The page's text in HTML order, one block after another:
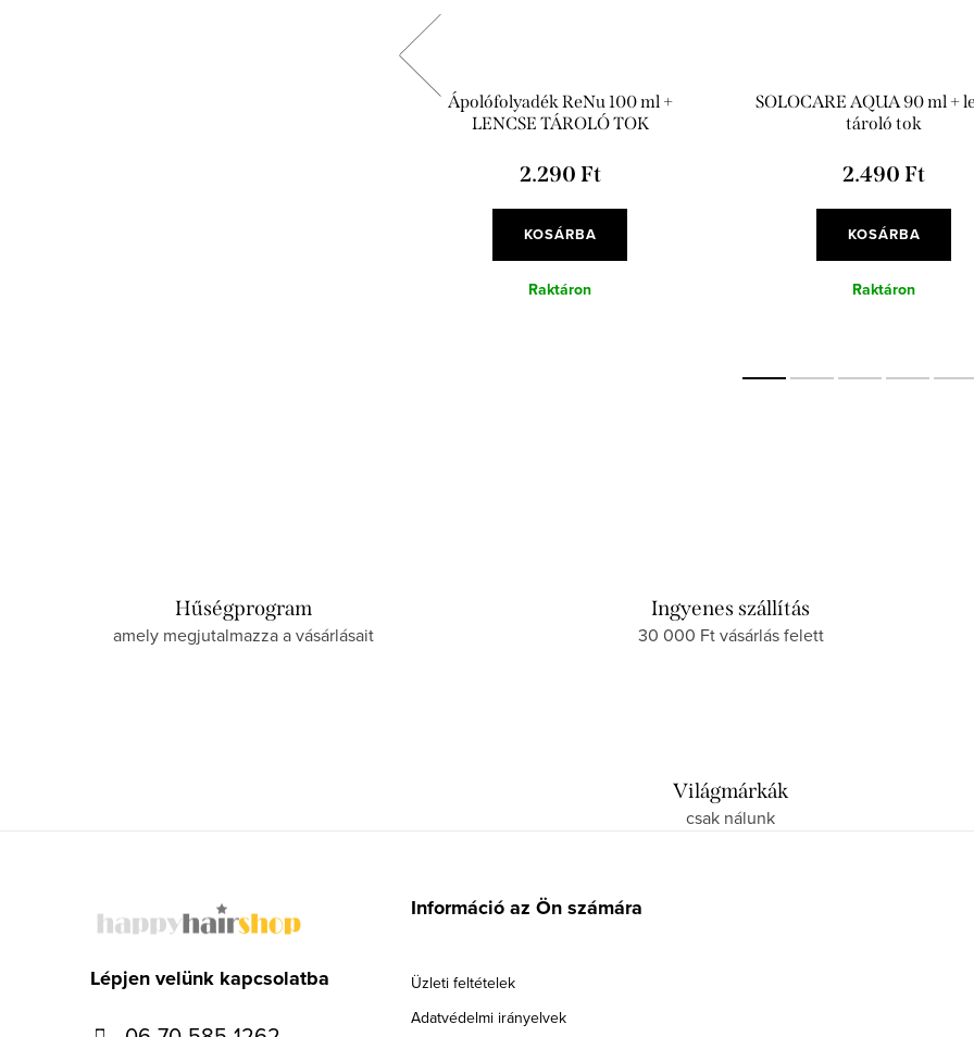
Ápolófolyadék ReNu 100 ml +
LENCSE TÁROLÓ TOK
2.290 Ft
KOSÁRBA
Raktáron
SOLOCARE AQUA 90 ml +
tároló tok
2.490 Ft
KOSÁRBA
Raktáron
Hűségprogram
amely megjutalmazza a vásárlásait
Ingyenes szállítás
30 000 Ft vásárlás felett
Világmárkák
csak nálunk
Lépjen velünk kapcsolatba
Információ az Ön számára
Üzleti feltételek
Adatvédelmi irányelvek